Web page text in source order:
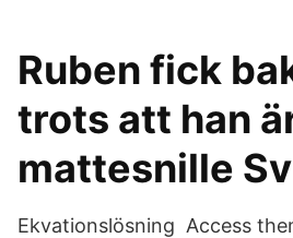
Ruben fick
trots att han
mattesnille
Ekvationslösning Access